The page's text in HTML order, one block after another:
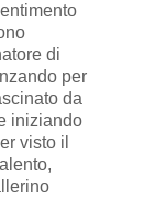
di
per
da
iniziando
visto il